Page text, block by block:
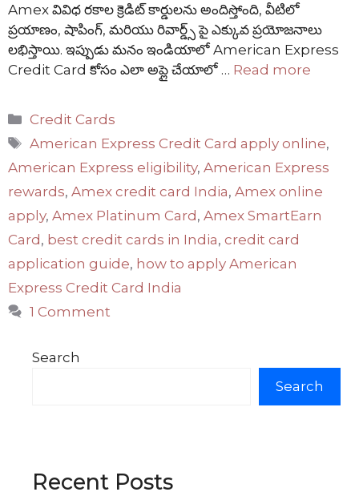
Amex వివిధ రకాల క్రెడిట్ కార్డులను అందిస్తోంది, వీటిలో
ప్రయాణం, షాపింగ్, మరియు రివార్డ్స్ పై ఎక్కువ ప్రయోజనాలు
లభిస్తాయి. ఇప్పుడు మనం ఇండియాలో American Express
Credit Card కోసం ఎలా అప్లై చేయాలో … Read more
Categories
Credit Cards
Tags
American Express Credit Card apply online,
American Express eligibility, American Express
rewards, Amex credit card India, Amex online
apply, Amex Platinum Card, Amex SmartEarn
Card, best credit cards in India, credit card
application guide, how to apply American
Express Credit Card India
1 Comment
Search
Search
Recent Posts